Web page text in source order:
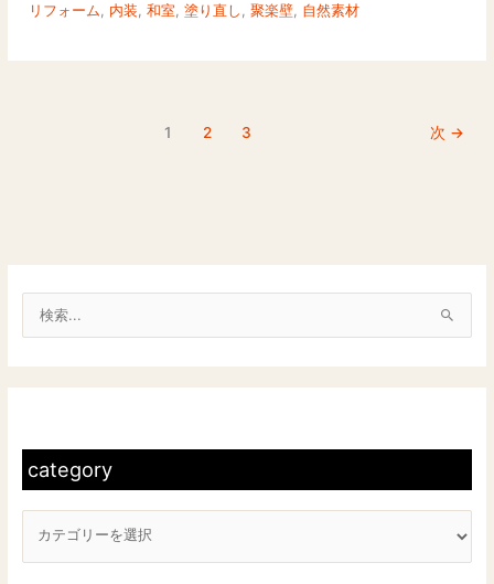
っ
地
を
上
げ
リフォーム 内装 ,和室 ,塗り直し ,聚楽壁 自然素材
1 2 3 次 →
category
g
r